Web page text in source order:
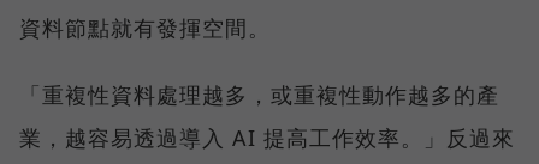
資料節點就有發揮空間。
「重複性資料處理越多，或重複性動作越多的產
業，越容易透過導入 AI 提高工作效率。」反過來